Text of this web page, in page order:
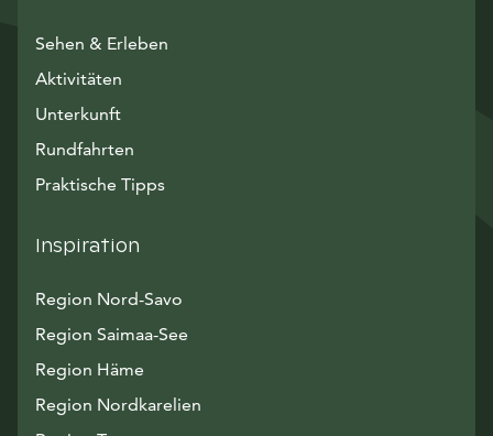
Sehen & Erleben
Aktivitäten
Unterkunft
Rundfahrten
Praktische Tipps
Inspiration
Region Nord-Savo
Region Saimaa-See
Region Häme
Region Nordkarelien